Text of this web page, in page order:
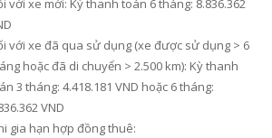
với xe mới: Kỳ thanh toán 6 tháng: 8.836.362
với xe đã qua sử dụng (xe được sử dụng > 6
hoặc đã di chuyển > 2.500 km): Kỳ thanh
3 tháng: 4.418.181 VND hoặc 6 tháng:
VND
gia hạn hợp đồng thuê: